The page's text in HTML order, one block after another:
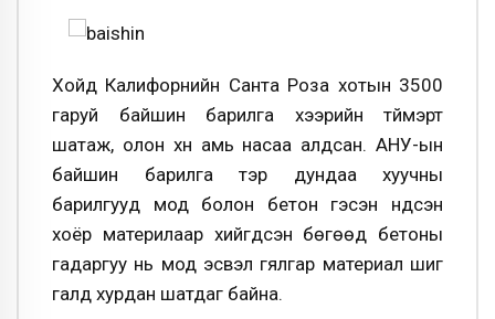
Хойд Калифорнийн Санта Роза хотын 3500
гаруй байшин барилга хээрийн түймэрт
шатаж, олон хүн амь насаа алдсан. АНУ-ын
байшин барилга тэр дундаа хуучны
барилгууд мод болон бетон гэсэн үндсэн
хоёр материлаар хийгдсэн бөгөөд бетоны
гадаргуу нь мод эсвэл гялгар материал шиг
галд хурдан шатдаг байна.